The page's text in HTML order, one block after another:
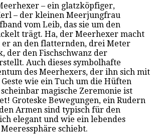
– ein glatzköpfiger,
– der kleinen Meerjungfrau
vom Leib, das sie um den
trägt. Ha, der Meerhexer macht
er an den flatternden, drei Meter
der den Fischschwanz der
Auch dieses symbolhafte
des Meerhexers, der ihn sich mit
wie ein Tuch um die Hüften
magische Zeremonie ist
Groteske Bewegungen, ein Rudern
Armen sind typisch für den
elegant und wie ein lebendes
schiebt.